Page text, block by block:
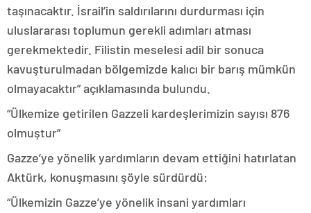
taşınacaktır. İsrail’in saldırılarını durdurması için
uluslararası toplumun gerekli adımları atması
gerekmektedir. Filistin meselesi adil bir sonuca
kavuşturulmadan bölgemizde kalıcı bir barış mümkün
olmayacaktır” açıklamasında bulundu.
“Ülkemize getirilen Gazzeli kardeşlerimizin sayısı 876
olmuştur”
Gazze’ye yönelik yardımların devam ettiğini hatırlatan
Aktürk, konuşmasını şöyle sürdürdü:
“Ülkemizin Gazze’ye yönelik insani yardımları